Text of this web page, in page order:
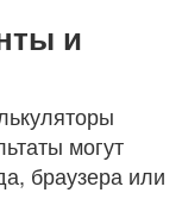
и
могут
браузера или